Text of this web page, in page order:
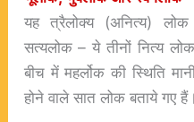
यह त्रैलोक्य (अनित्य)
सत्यलोक – ये तीनों नित्य
बीच में महर्लोक की स्थिति
होने वाले सात लोक बताये गए हैं।